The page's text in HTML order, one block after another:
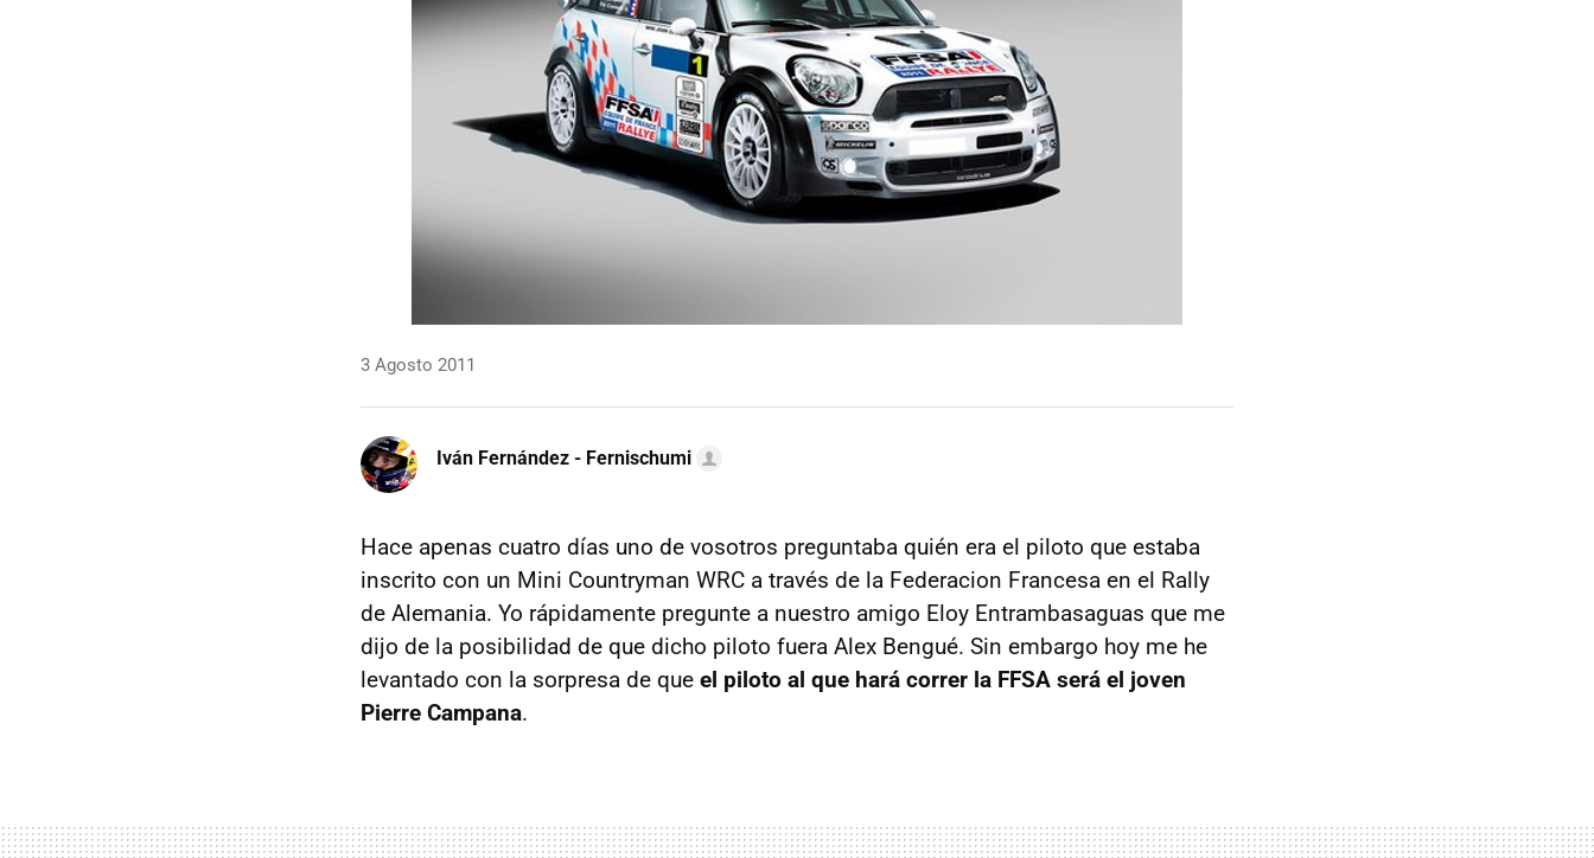
3 Agosto 2011
Iván Fernández - Fernischumi
Hace apenas cuatro días uno de vosotros preguntaba quién era el piloto que estaba
inscrito con un Mini Countryman WRC a través de la Federacion Francesa en el Rally
de Alemania. Yo rápidamente pregunte a nuestro amigo Eloy Entrambasaguas que me
dijo de la posibilidad de que dicho piloto fuera Alex Bengué. Sin embargo hoy me he
levantado con la sorpresa de que el piloto al que hará correr la FFSA será el joven
Pierre Campana.